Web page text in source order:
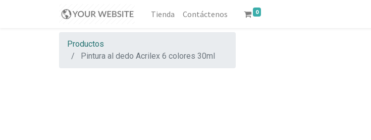
Tienda Contáctenos 0
Productos
Pintura al dedo Acrilex 6 colores 30ml